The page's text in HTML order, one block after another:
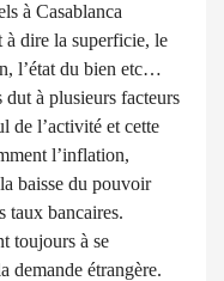
à Casablanca
à dire la superficie, le
l’état du bien etc…
dut à plusieurs facteurs
de l’activité et cette
l’inflation,
baisse du pouvoir
taux bancaires.
toujours à se
demande étrangère.